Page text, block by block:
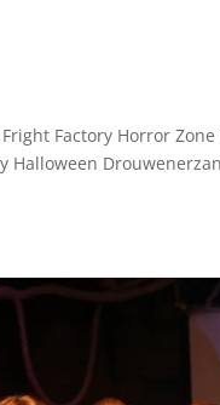
Factory Horror
Halloween